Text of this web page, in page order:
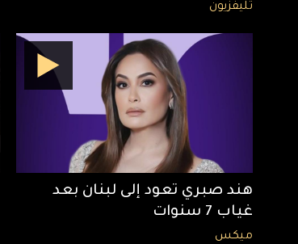
تليفزيون
هند صبري تعود إلى لبنان بعد
غياب 7 سنوات
ميكس